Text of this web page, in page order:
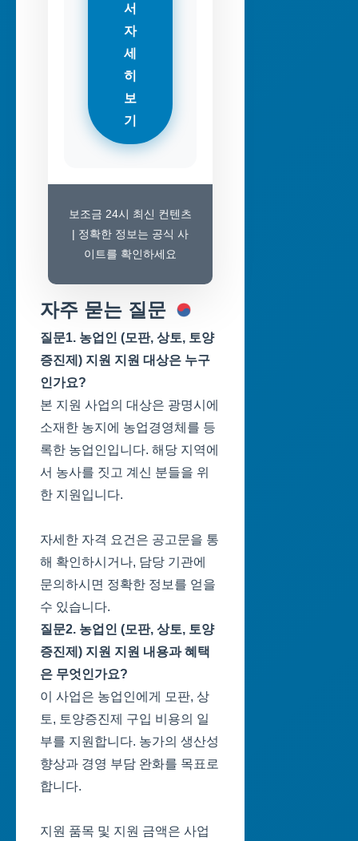
서
자
세
히
보
기
보조금 24시 최신 컨텐츠
| 정확한 정보는 공식 사
이트를 확인하세요
자주 묻는 질문
질문1. 농업인 (모판, 상토, 토양
증진제) 지원 지원 대상은 누구
인가요?
본 지원 사업의 대상은 광명시에
소재한 농지에 농업경영체를 등
록한 농업인입니다. 해당 지역에
서 농사를 짓고 계신 분들을 위
한 지원입니다.
자세한 자격 요건은 공고문을 통
해 확인하시거나, 담당 기관에
문의하시면 정확한 정보를 얻을
수 있습니다.
질문2. 농업인 (모판, 상토, 토양
증진제) 지원 지원 내용과 혜택
은 무엇인가요?
이 사업은 농업인에게 모판, 상
토, 토양증진제 구입 비용의 일
부를 지원합니다. 농가의 생산성
향상과 경영 부담 완화를 목표로
합니다.
지원 품목 및 지원 금액은 사업